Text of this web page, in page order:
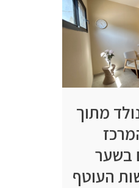
מתוך
בשער
העוטף